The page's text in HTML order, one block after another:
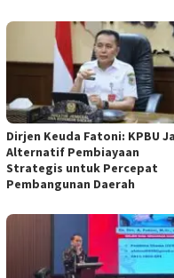
Dirjen Keuda Fatoni: KPBU
Alternatif Pembiayaan
Strategis untuk Percepat
Pembangunan Daerah